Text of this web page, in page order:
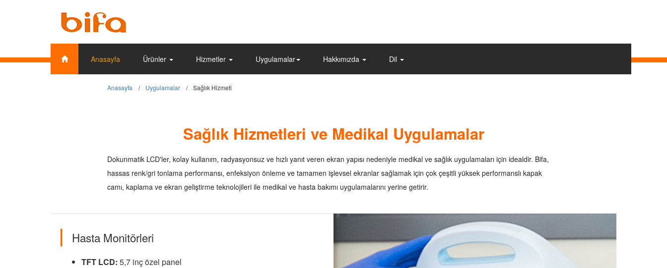
Anasayfa Ürünler Hizmetler Uygulamalar Hakkımızda Dil
Anasayfa Uygulamalar Sağlık Hizmeti
Sağlık Hizmetleri ve Medikal Uygulamalar
Dokunmatik LCD'ler, kolay kullanım, radyasyonsuz ve hızlı yanıt veren ekran yapısı nedeniyle medikal ve sağlık uygulamaları için idealdir. Bifa,
hassas renk/gri tonlama performansı, enfeksiyon önleme ve tamamen işlevsel ekranlar sağlamak için çok çeşitli yüksek performanslı kapak
camı, kaplama ve ekran geliştirme teknolojileri ile medikal ve hasta bakımı uygulamalarını yerine getirir.
Hasta Monitörleri
TFT LCD: 5,7 inç özel panel